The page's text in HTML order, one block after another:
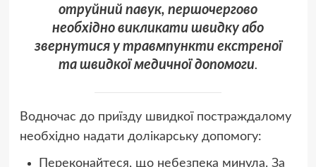
отруйний павук, першочергово
необхідно викликати швидку або
звернутися у травмпункти екстреної
та швидкої медичної допомоги.
Водночас до приїзду швидкої постраждалому
необхідно надати долікарську допомогу:
Переконайтеся, що небезпека минула. За